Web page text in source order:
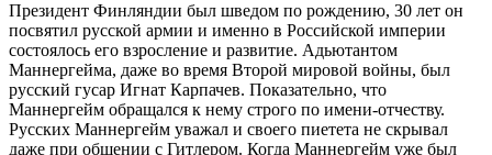
Президент Финляндии был шведом по рождению, 30 лет он
посвятил русской армии и именно в Российской империи
состоялось его взросление и развитие. Адьютантом
Маннергейма, даже во время Второй мировой войны, был
русский гусар Игнат Карпачев. Показательно, что
Маннергейм обращался к нему строго по имени-отчеству.
Русских Маннергейм уважал и своего пиетета не скрывал
даже при общении с Гитлером. Когда Маннергейм уже был